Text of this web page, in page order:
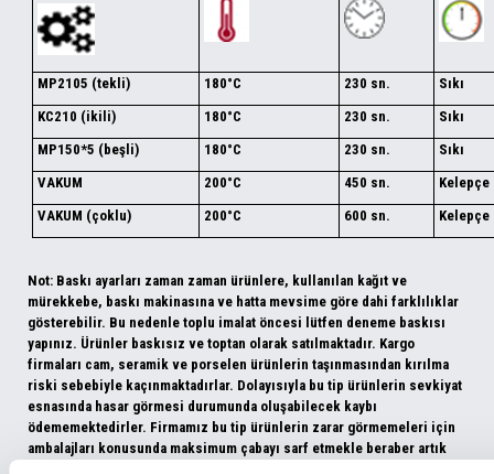
MP2105 (tekli) 180°C 230 sn.
Sıkı
KC210 (ikili)
180°C 230 sn.
Sıkı
MP150*5 (beşli)
180°C 230 sn.
Sıkı
VAKUM
200°C 450 sn.
Kelepçe
VAKUM (çoklu)
200°C 600 sn. Kelepçe
Not: Baskı ayarları zaman zaman ürünlere, kullanılan kağıt ve
mürekkebe, baskı makinasına ve hatta mevsime göre dahi farklılıklar
gösterebilir. Bu nedenle toplu imalat öncesi lütfen deneme baskısı
yapınız. Ürünler baskısız ve toptan olarak satılmaktadır. Kargo
firmaları cam, seramik ve porselen ürünlerin taşınmasından kırılma
riski sebebiyle kaçınmaktadırlar. Dolayısıyla bu tip ürünlerin sevkiyat
esnasında hasar görmesi durumunda oluşabilecek kaybı
ödememektedirler. Firmamız bu tip ürünlerin zarar görmemeleri için
ambalajları konusunda maksimum çabayı sarf etmekle beraber artık